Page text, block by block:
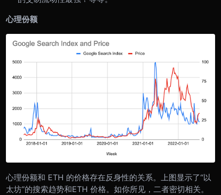
心理份额
心理份额和 ETH 的价格存在反身性的关系。上图显示了“以
太坊”的搜索趋势和ETH 价格。如你所见，二者密切相关。